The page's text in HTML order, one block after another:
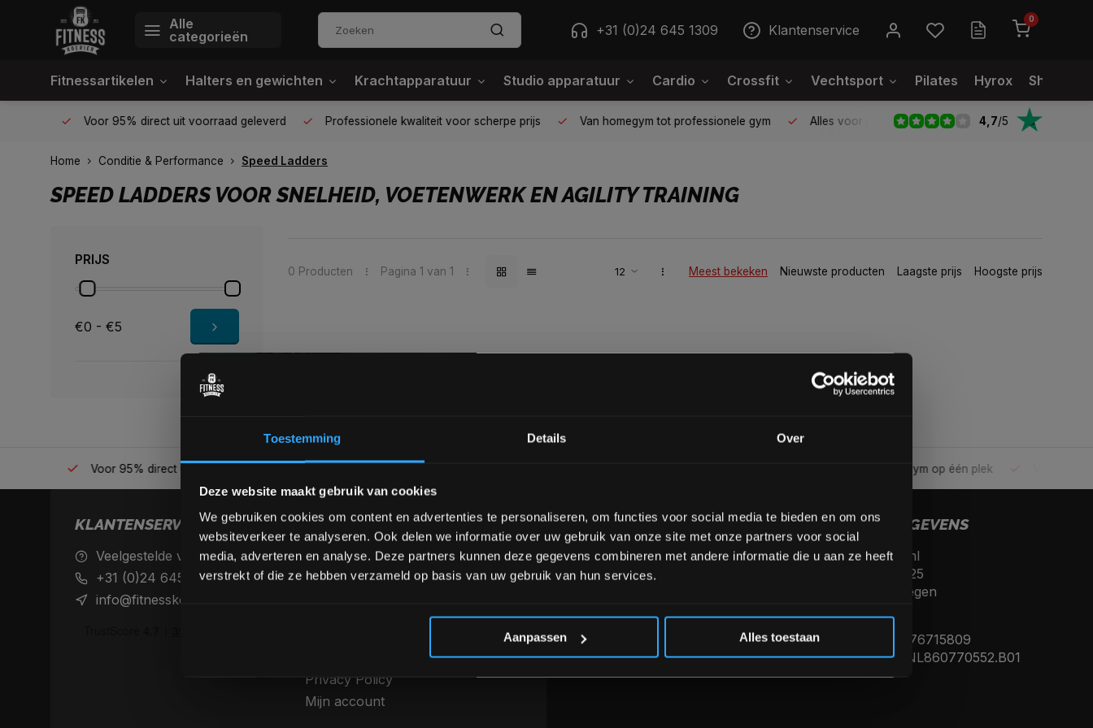
Toestemming Details Over
Deze website maakt gebruik van cookies
We gebruiken cookies om content en advertenties te personaliseren, om functies voor social media te bieden en om ons
websiteverkeer te analyseren. Ook delen we informatie over uw gebruik van onze site met onze partners voor social
media, adverteren en analyse. Deze partners kunnen deze gegevens combineren met andere informatie die u aan ze heeft
verstrekt of die ze hebben verzameld op basis van uw gebruik van hun services.
Aanpassen Alles toestaan
Alle
categorieën
+31 (0)24 645 1309 Klantenservice
0
Fitnessartikelen Halters en gewichten Krachtapparatuur Studio apparatuur Cardio Crossfit Vechtsport Pilates Hyrox
Voor 95% direct uit voorraad geleverd Professionele kwaliteit voor scherpe prijs Van homegym tot professionele gym Alles voor jouw gym op één plek Voor 95%
4,7/5
Home Conditie & Performance Speed Ladders
SPEED LADDERS VOOR SNELHEID, VOETENWERK EN AGILITY TRAINING
PRIJS
€0 - €5
0 Producten Pagina 1 van 1 Meest bekeken Nieuwste producten Laagste prijs Hoogste prijs
Voor 95% direct uit voorraad geleverd Alles voor jouw gym op één plek
KLANTENSERVICE
Veelgestelde vragen
+31 (0)24 645 1309
info@fitnesskoerier.nl
Achteraf betalen & Overige
betaalmethoden
Privacy Policy
Mijn account
INFORMATIE
Over ons
Blog
Categorieën
CONTACTGEGEVENS
Fitnesskoerier.nl
Kerkenbos 10125
6546 BJ, Nijmegen
KVK nummer: 76715809
Btw nummer: NL860770552.B01
Bam! 5% korting op je volgende bestelling
Inschrijven